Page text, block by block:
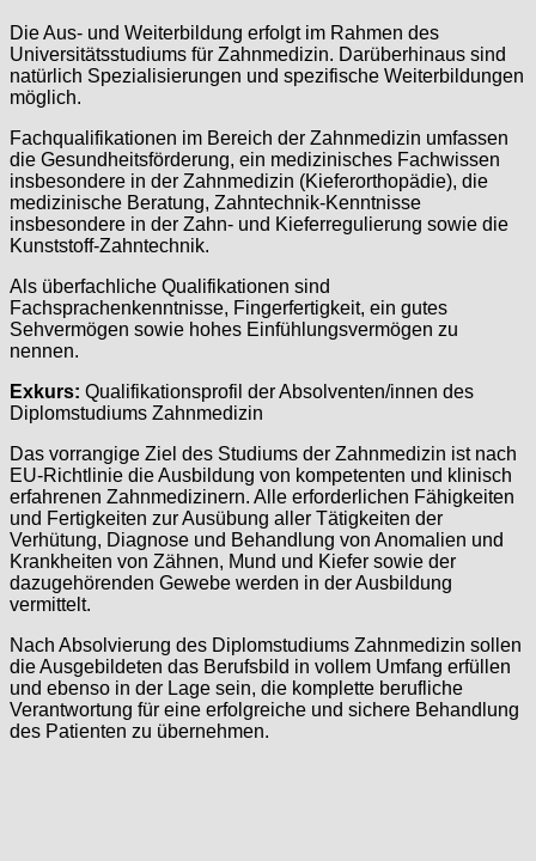
Die Aus- und Weiterbildung erfolgt im Rahmen des
Universitätsstudiums für Zahnmedizin. Darüberhinaus sind
natürlich Spezialisierungen und spezifische Weiterbildungen
möglich.
Fachqualifikationen im Bereich der Zahnmedizin umfassen
die Gesundheitsförderung, ein medizinisches Fachwissen
insbesondere in der Zahnmedizin (Kieferorthopädie), die
medizinische Beratung, Zahntechnik-Kenntnisse
insbesondere in der Zahn- und Kieferregulierung sowie die
Kunststoff-Zahntechnik.
Als überfachliche Qualifikationen sind
Fachsprachenkenntnisse, Fingerfertigkeit, ein gutes
Sehvermögen sowie hohes Einfühlungsvermögen zu
nennen.
Exkurs: Qualifikationsprofil der Absolventen/innen des
Diplomstudiums Zahnmedizin
Das vorrangige Ziel des Studiums der Zahnmedizin ist nach
EU-Richtlinie die Ausbildung von kompetenten und klinisch
erfahrenen Zahnmedizinern. Alle erforderlichen Fähigkeiten
und Fertigkeiten zur Ausübung aller Tätigkeiten der
Verhütung, Diagnose und Behandlung von Anomalien und
Krankheiten von Zähnen, Mund und Kiefer sowie der
dazugehörenden Gewebe werden in der Ausbildung
vermittelt.
Nach Absolvierung des Diplomstudiums Zahnmedizin sollen
die Ausgebildeten das Berufsbild in vollem Umfang erfüllen
und ebenso in der Lage sein, die komplette berufliche
Verantwortung für eine erfolgreiche und sichere Behandlung
des Patienten zu übernehmen.